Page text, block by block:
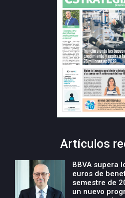
Artículos
BBVA supera
euros de
semestre de
un nuevo